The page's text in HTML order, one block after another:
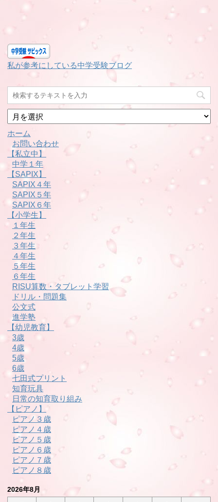
私が参考にしている中学受験ブログ
月
別
ホーム
お問い合わせ
【私立中】
中学１年
【SAPIX】
SAPIX４年
SAPIX５年
SAPIX６年
【小学生】
１年生
２年生
３年生
４年生
５年生
６年生
RISU算数・タブレット学習
ドリル・問題集
公文式
進学塾
【幼児教育】
3歳
4歳
5歳
6歳
七田式プリント
知育玩具
日常の知育取り組み
【ピアノ】
ピアノ３歳
ピアノ４歳
ピアノ５歳
ピアノ６歳
ピアノ７歳
ピアノ８歳
2026年8月